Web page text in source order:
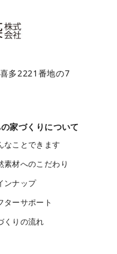
多2221番地の7
家づくりについて
なことできます
素材へのこだわり
ンナップ
ターサポート
くりの流れ